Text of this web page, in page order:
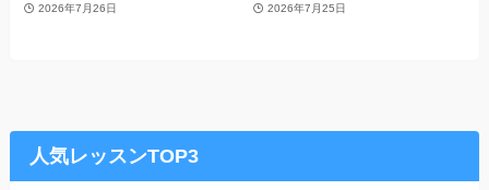
2026年7月26日 2026年7月25日
人気レッスンTOP3